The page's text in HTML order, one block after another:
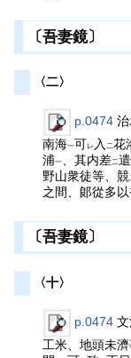
〔吾妻鏡〕
〈二〉
p.0474
南海一可レ 入 二花
浦一 、其内差二
野山衆徒等、競
之間、郞從多以
〔吾妻鏡〕
〈十〉
p.0474
工米、地頭未